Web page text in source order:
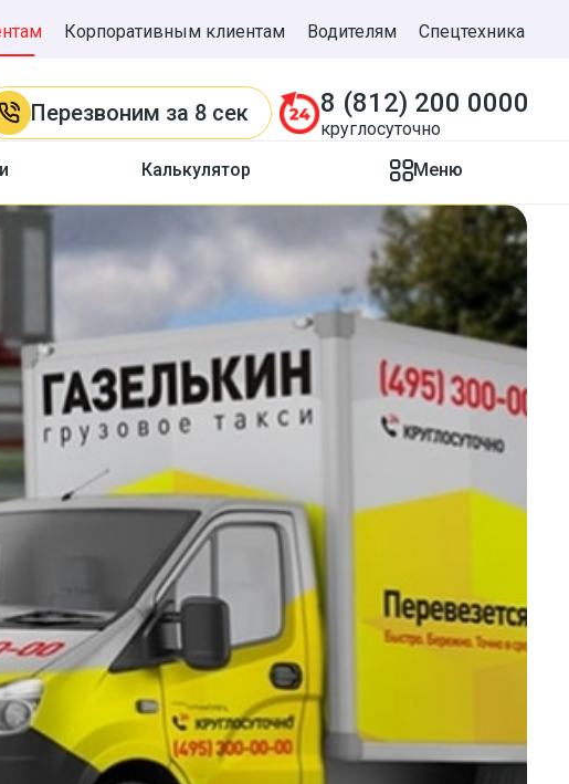
Корпоративным клиентам Водителям Спецтехника
Перезвоним за 8 сек 8 (812) 200 0000
круглосуточно
Калькулятор Меню